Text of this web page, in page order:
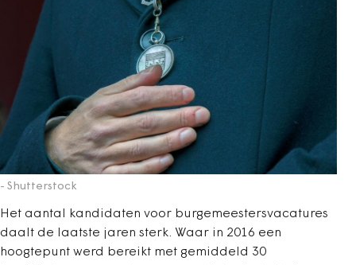
- Shutterstock
Het aantal kandidaten voor burgemeestersvacatures
daalt de laatste jaren sterk. Waar in 2016 een
hoogtepunt werd bereikt met gemiddeld 30